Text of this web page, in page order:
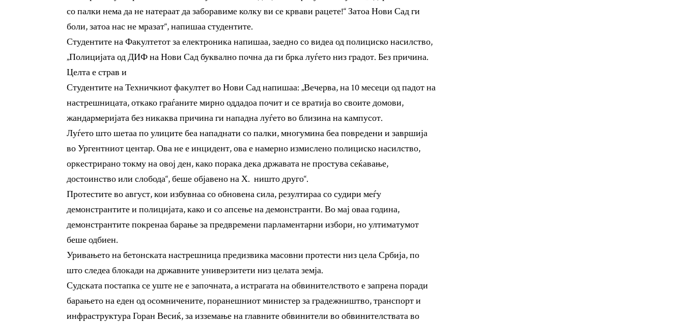
со палки нема да не натераат да заборавиме колку ви се крвави рацете!“ Затоа Нови Сад ги
боли, затоа нас не мразат“, напишаа студентите.
Студентите на Факултетот за електроника напишаа, заедно со видеа од полициско насилство,
„Полицијата од ДИФ на Нови Сад буквално почна да ги брка луѓето низ градот. Без причина.
Целта е страв и
Студентите на Техничкиот факултет во Нови Сад напишаа: „Вечерва, на 10 месеци од падот на
настрешницата, откако граѓаните мирно оддадоа почит и се вратија во своите домови,
жандармеријата без никаква причина ги нападна луѓето во близина на кампусот.
Луѓето што шетаа по улиците беа нападнати со палки, многумина беа повредени и завршија
во Ургентниот центар. Ова не е инцидент, ова е намерно измислено полициско насилство,
оркестрирано токму на овој ден, како порака дека државата не простува сеќавање,
достоинство или слобода“, беше објавено на Х. ништо друго“.
Протестите во август, кои избувнаа со обновена сила, резултираа со судири меѓу
демонстрантите и полицијата, како и со апсење на демонстранти. Во мај оваа година,
демонстрантите покренаа барање за предвремени парламентарни избори, но ултиматумот
беше одбиен.
Уривањето на бетонската настрешница предизвика масовни протести низ цела Србија, по
што следеа блокади на државните универзитети низ целата земја.
Судската постапка се уште не е започната, а истрагата на обвинителството е запрена поради
барањето на еден од осомничените, поранешниот министер за градежништво, транспорт и
инфраструктура Горан Весиќ, за изземање на главните обвинители во обвинителствата во